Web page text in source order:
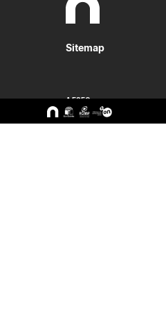
Sitemap
A ESEC
Missão e Objetivos